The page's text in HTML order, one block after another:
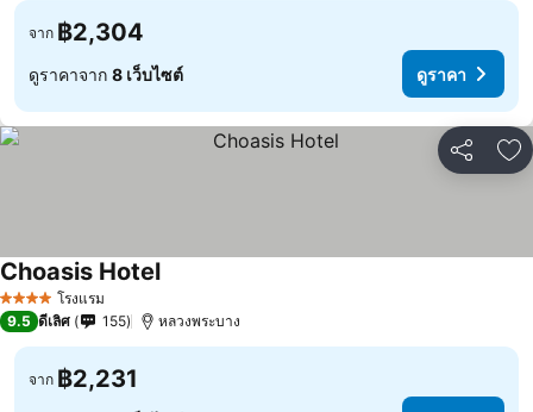
จาก ฿2,304
ดูราคาจาก 8 เว็บไซต์ ดูราคา
แชร์ เ
4 ดาว โรงแรม
Choasis Hotel
9.5 ดีเลิศ 155 หลวงพระบาง
จาก ฿2,231